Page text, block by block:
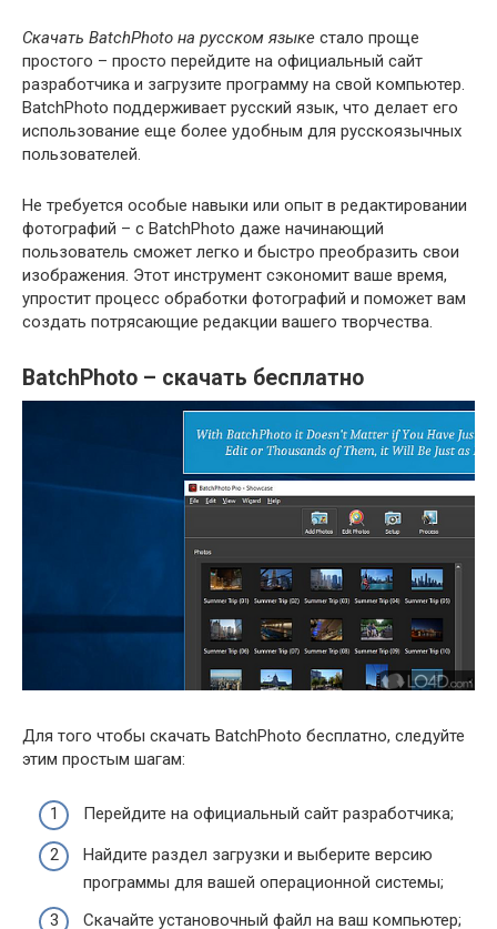
Скачать BatchPhoto на русском языке стало проще
простого – просто перейдите на официальный сайт
разработчика и загрузите программу на свой компьютер.
BatchPhoto поддерживает русский язык, что делает его
использование еще более удобным для русскоязычных
пользователей.
Не требуется особые навыки или опыт в редактировании
фотографий – с BatchPhoto даже начинающий
пользователь сможет легко и быстро преобразить свои
изображения. Этот инструмент сэкономит ваше время,
упростит процесс обработки фотографий и поможет вам
создать потрясающие редакции вашего творчества.
BatchPhoto – скачать бесплатно
Для того чтобы скачать BatchPhoto бесплатно, следуйте
этим простым шагам:
Перейдите на официальный сайт разработчика;
Найдите раздел загрузки и выберите версию
программы для вашей операционной системы;
Скачайте установочный файл на ваш компьютер;